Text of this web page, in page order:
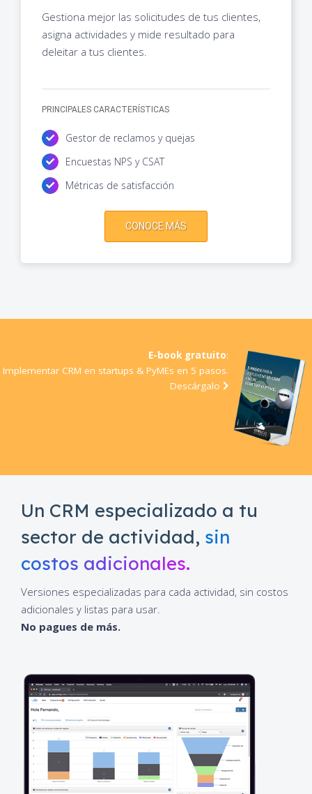
Gestiona mejor las solicitudes de tus clientes,
asigna actividades y mide resultado para
deleitar a tus clientes.
PRINCIPALES CARACTERÍSTICAS
Gestor de reclamos y quejas
Encuestas NPS y CSAT
Métricas de satisfacción
CONOCE MÁS
E-book gratuito:
Implementar CRM en startups & PyMEs en 5 pasos.
Descárgalo
Un CRM especializado a tu
sector de actividad, sin
costos adicionales.
Versiones especializadas para cada actividad, sin costos
adicionales y listas para usar.
No pagues de más.